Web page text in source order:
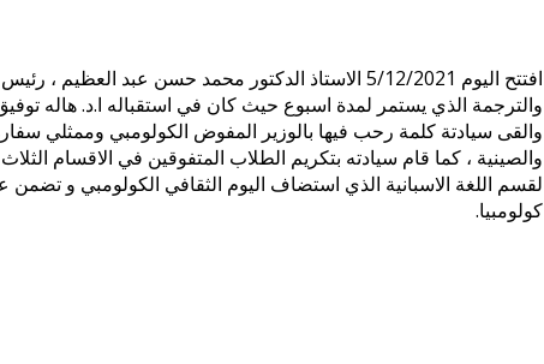
افتتح اليوم 5/12/2021 الاستاذ الدكتور محمد حسن عبد
والترجمة الذي يستمر لمدة اسبوع حيث كان في استقباله ا.د. هاله
والقى سيادتة كلمة رحب فيها بالوزير المفوض الكولومبي وممثلي
والصينية ، كما قام سيادته بتكريم الطلاب المتفوقين في الاقسام
لقسم اللغة الاسبانية الذي استضاف اليوم الثقافي الكولومبي و
كولومبيا.